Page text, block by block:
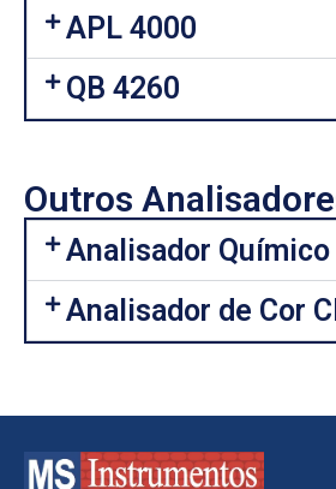
APL 4000
QB 4260
Outros
Analisador
Analisador de Cor